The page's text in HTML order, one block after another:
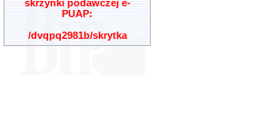
skrzynki podawczej e-
PUAP:
/dvqpq2981b/skrytka